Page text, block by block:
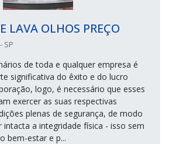
LAVA OLHOS PREÇO
SP
de toda e qualquer empresa é
significativa do êxito e do lucro
logo, é necessário que esses
exercer as suas respectivas
plenas de segurança, de modo
a integridade física - isso sem
bem-estar e p...